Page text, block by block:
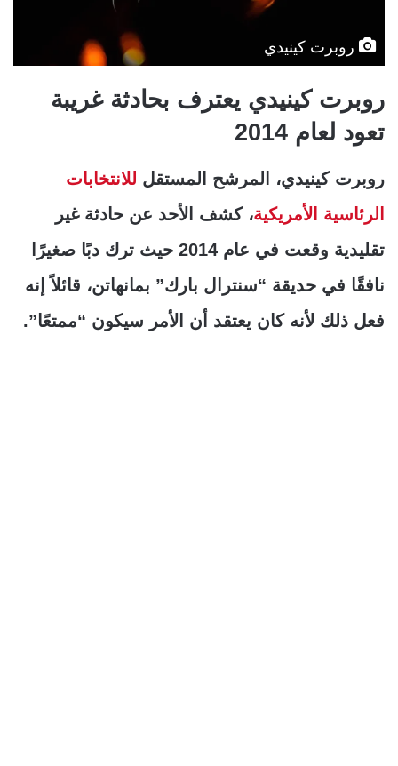
روبرت كينيدي
روبرت كينيدي يعترف بحادثة غريبة
تعود لعام 2014
روبرت كينيدي، المرشح المستقل للانتخابات
الرئاسية الأمريكية، كشف الأحد عن حادثة غير
تقليدية وقعت في عام 2014 حيث ترك دبًا صغيرًا
نافقًا في حديقة “سنترال بارك” بمانهاتن، قائلاً إنه
فعل ذلك لأنه كان يعتقد أن الأمر سيكون “ممتعًا”.